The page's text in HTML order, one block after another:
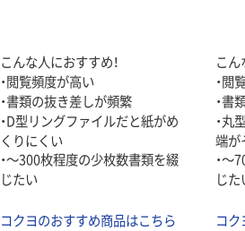
こんな人におすすめ！
・閲覧頻度が高い
・書類の抜き差しが頻繁
・D型リングファイルだと紙がめ
くりにくい
・～300枚程度の少枚数書類を綴
じたい
コクヨのおすすめ商品はこちら
こん
・閲
・書
・丸
端が
・～
じた
コ